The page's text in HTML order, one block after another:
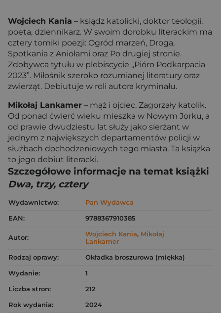
Wojciech Kania – ksiądz katolicki, doktor teologii,
poeta, dziennikarz. W swoim dorobku literackim ma
cztery tomiki poezji: Ogród marzeń, Droga,
Spotkania z Aniołami oraz Po drugiej stronie.
Zdobywca tytułu w plebiscycie „Pióro Podkarpacia
2023”. Miłośnik szeroko rozumianej literatury oraz
zwierząt. Debiutuje w roli autora kryminału.
Mikołaj Lankamer – mąż i ojciec. Zagorzały katolik.
Od ponad ćwierć wieku mieszka w Nowym Jorku, a
od prawie dwudziestu lat służy jako sierżant w
jednym z największych departamentów policji w
służbach dochodzeniowych tego miasta. Ta książka
to jego debiut literacki.
Szczegółowe informacje na temat książki
Dwa, trzy, cztery
Wydawnictwo:
Pan Wydawca
EAN:
9788367910385
Autor: Wojciech Kania, Mikołaj
Lankamer
Rodzaj oprawy:
Okładka broszurowa (miękka)
Wydanie:
1
Liczba stron:
212
Rok wydania:
2024